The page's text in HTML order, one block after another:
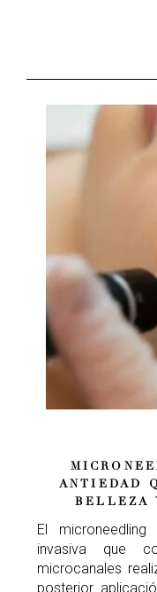
ANTIEDAD
BELLEZA
El
invasiva que
microcanales
posterior